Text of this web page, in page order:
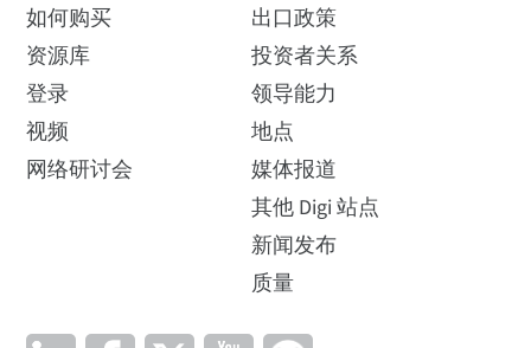
如何购买
资源库
登录
视频
网络研讨会
出口政策
投资者关系
领导能力
地点
媒体报道
其他 Digi 站点
新闻发布
质量